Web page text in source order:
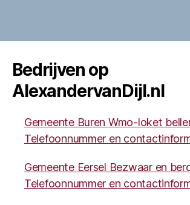
Bedrijven op
AlexandervanDijl.nl
Gemeente Buren Wmo-loket
Telefoonnummer en
Gemeente Eersel Bezwaar en
Telefoonnummer en